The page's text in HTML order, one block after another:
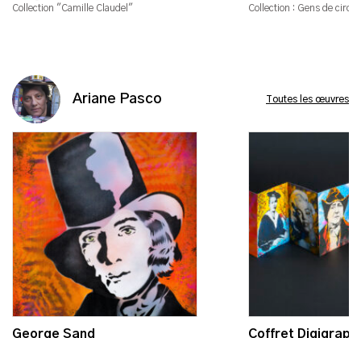
Collection "Camille Claudel" Collection : Gens de
Ariane Pasco Toutes les œuvres
George Sand
Coffret